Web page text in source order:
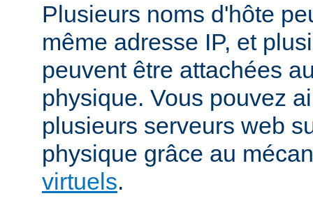
Plusieurs noms d'hôte
même adresse IP, et
peuvent être attachées
physique. Vous pouvez
plusieurs serveurs web
physique grâce au
virtuels.